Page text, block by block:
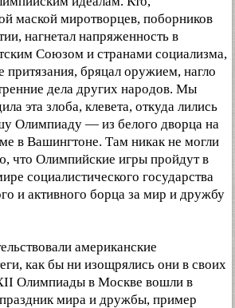
маской миротворцев, поборников
нагнетал напряженность в
Союзом и странами социализма,
притязания, бряцал оружием, нагло
дела других народов. Мы
эта злоба, клевета, откуда лились
Олимпиаду — из белого дворца на
в Вашингтоне. Там никак не могли
что Олимпийские игры пройдут в
социалистического государства
и активного борца за мир и дружбу
американские
как бы ни изощрялись они в своих
Олимпиады в Москве вошли в
мира и дружбы, пример